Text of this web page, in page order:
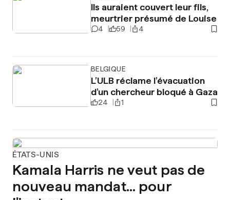
Ils auraient couvert leur fils,
meurtrier présumé de Louise
4 59 4
BELGIQUE
L’ULB réclame l’évacuation
d’un chercheur bloqué à Gaza
24 1
ÉTATS-UNIS
Kamala Harris ne veut pas de
nouveau mandat... pour